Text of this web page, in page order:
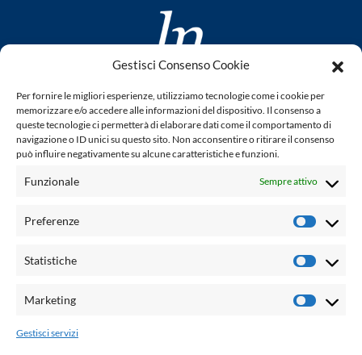
Gestisci Consenso Cookie
Per fornire le migliori esperienze, utilizziamo tecnologie come i cookie per
memorizzare e/o accedere alle informazioni del dispositivo. Il consenso a
queste tecnologie ci permetterà di elaborare dati come il comportamento di
navigazione o ID unici su questo sito. Non acconsentire o ritirare il consenso
può influire negativamente su alcune caratteristiche e funzioni.
Funzionale Sempre attivo
Preferenze
Statistiche
Marketing
Gestisci servizi
www.laletteraturaenoi.it
fondato da Romano Luperini
Questo blog non rappresenta una testata giornalistica in
quanto viene aggiornato senza alcuna periodicità. Non può
legge n° 62 del 7.03.2001. L'autore non è responsabile per
email: